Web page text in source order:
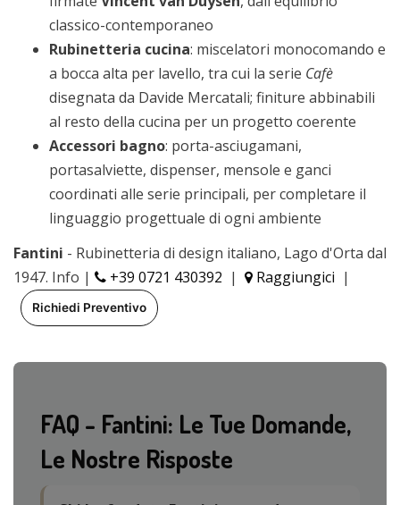
classico-contemporaneo
Rubinetteria cucina: miscelatori monocomando e
a bocca alta per lavello, tra cui la serie Cafè
disegnata da Davide Mercatali; finiture abbinabili
al resto della cucina per un progetto coerente
Accessori bagno: porta-asciugamani,
portasalviette, dispenser, mensole e ganci
coordinati alle serie principali, per completare il
linguaggio progettuale di ogni ambiente
Fantini - Rubinetteria di design italiano, Lago d'Orta dal
1947. Info |
+39 0721 430392 | Raggiungici |
Richiedi Preventivo
FAQ - Fantini: Le Tue Domande,
Le Nostre Risposte